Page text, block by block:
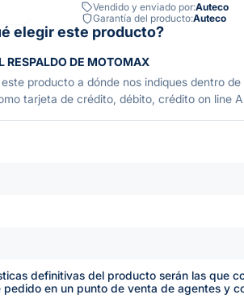
Vendido y enviado por:Auteco
Garantía del producto:Auteco
elegir este producto?
RESPALDO DE MOTOMAX
producto a dónde nos indiques dentro
tarjeta de crédito, débito, crédito on line
definitivas del producto serán las que
en un punto de venta de agentes y